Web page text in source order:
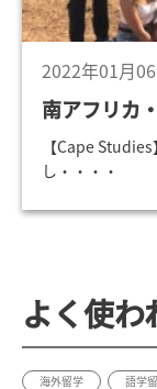
2022年01月
南アフリカ
【Cape
し・・・・
よく使わ
海外留学 語学